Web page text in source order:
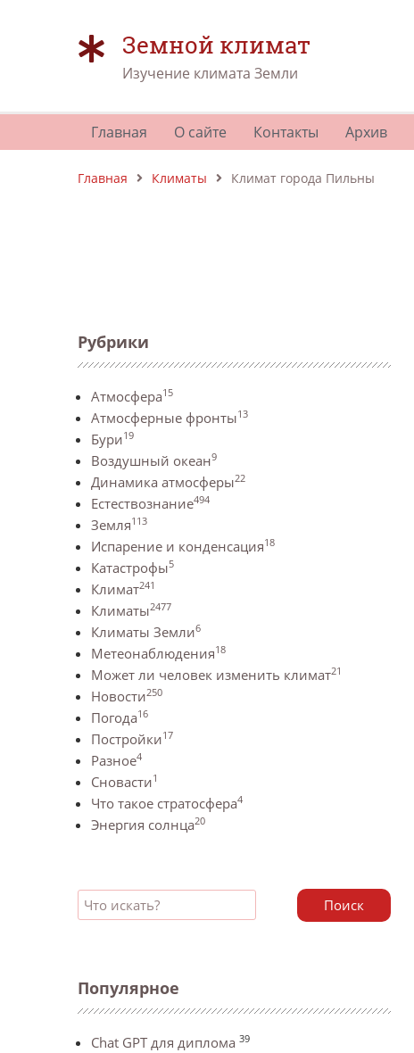
Земной климат
Изучение климата Земли
Главная О сайте Контакты Архив
Главная Климаты Климат города Пильны
Рубрики
Атмосфера15
Атмосферные фронты13
Бури19
Воздушный океан9
Динамика атмосферы22
Естествознание494
Земля113
Испарение и конденсация18
Катастрофы5
Климат241
Климаты2477
Климаты Земли6
Метеонаблюдения18
Может ли человек изменить климат21
Новости250
Погода16
Постройки17
Разное4
Сновасти1
Что такое стратосфера4
Энергия солнца20
Поиск
Популярное
Chat GPT для диплома 39